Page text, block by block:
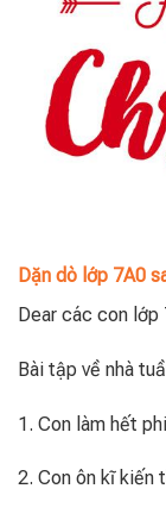
Dặn dò lớp 7A0
Dear các con lớp
Bài tập về nhà
1. Con làm hết
2. Con ôn kĩ kiến